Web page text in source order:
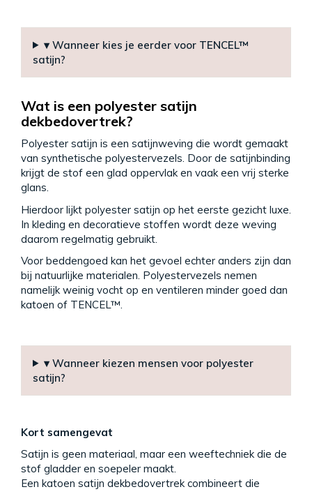
▾ Wanneer kies je eerder voor TENCEL™
satijn?
Wat is een polyester satijn
dekbedovertrek?
Polyester satijn is een satijnweving die wordt gemaakt
van synthetische polyestervezels. Door de satijnbinding
krijgt de stof een glad oppervlak en vaak een vrij sterke
glans.
Hierdoor lijkt polyester satijn op het eerste gezicht luxe.
In kleding en decoratieve stoffen wordt deze weving
daarom regelmatig gebruikt.
Voor beddengoed kan het gevoel echter anders zijn dan
bij natuurlijke materialen. Polyestervezels nemen
namelijk weinig vocht op en ventileren minder goed dan
katoen of TENCEL™.
▾ Wanneer kiezen mensen voor polyester
satijn?
Kort samengevat
Satijn is geen materiaal, maar een weeftechniek die de
stof gladder en soepeler maakt.
Een katoen satijn dekbedovertrek combineert die